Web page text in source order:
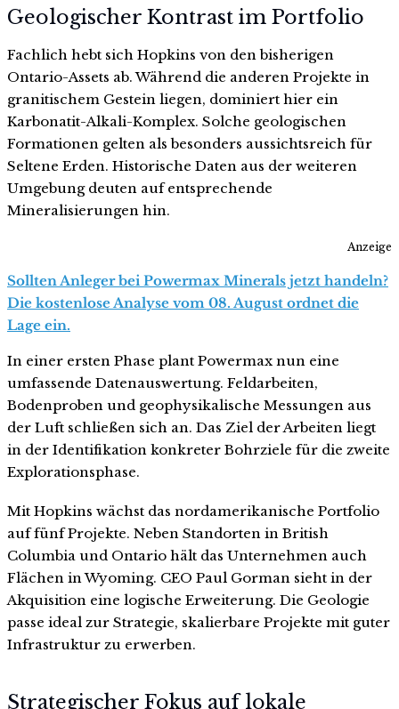
Geologischer Kontrast im Portfolio
Fachlich hebt sich Hopkins von den bisherigen
Ontario-Assets ab. Während die anderen Projekte in
granitischem Gestein liegen, dominiert hier ein
Karbonatit-Alkali-Komplex. Solche geologischen
Formationen gelten als besonders aussichtsreich für
Seltene Erden. Historische Daten aus der weiteren
Umgebung deuten auf entsprechende
Mineralisierungen hin.
Anzeige
Sollten Anleger bei Powermax Minerals jetzt handeln?
Die kostenlose Analyse vom 08. August ordnet die
Lage ein.
In einer ersten Phase plant Powermax nun eine
umfassende Datenauswertung. Feldarbeiten,
Bodenproben und geophysikalische Messungen aus
der Luft schließen sich an. Das Ziel der Arbeiten liegt
in der Identifikation konkreter Bohrziele für die zweite
Explorationsphase.
Mit Hopkins wächst das nordamerikanische Portfolio
auf fünf Projekte. Neben Standorten in British
Columbia und Ontario hält das Unternehmen auch
Flächen in Wyoming. CEO Paul Gorman sieht in der
Akquisition eine logische Erweiterung. Die Geologie
passe ideal zur Strategie, skalierbare Projekte mit guter
Infrastruktur zu erwerben.
Strategischer Fokus auf lokale